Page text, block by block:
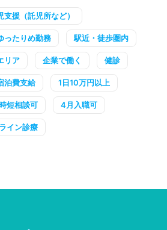
支援（託児所など）
ったりめ勤務 駅近・徒歩圏内
リア 企業で働く 健診
泊費支給 1日10万円以上
短相談可 4月入職可
イン診療